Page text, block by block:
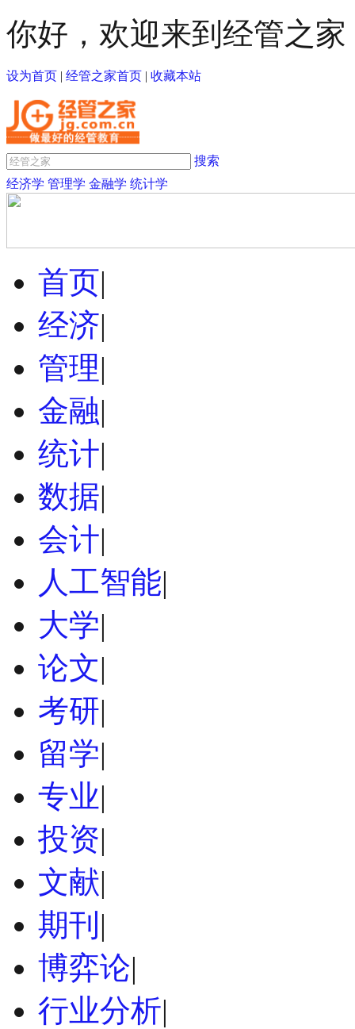
你好，欢迎来到经管之家
设为首页 | 经管之家首页 | 收藏本站
搜索
经济学 管理学 金融学 统计学
首页|
经济|
管理|
金融|
统计|
数据|
会计|
人工智能|
大学|
论文|
考研|
留学|
专业|
投资|
文献|
期刊 |
博弈论|
行业分析|